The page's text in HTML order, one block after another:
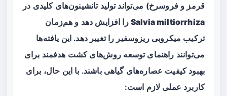
قرمز و فروسرخ) می‌تواند تولید تانشینون‌های کلیدی در
Salvia miltiorrhiza را افزایش دهد و هم‌زمان
ترکیب میکروبی ریزوسفیر را تغییر دهد. این یافته‌ها
می‌توانند راهنمای توسعه روش‌های کشت هدفمند برای
بهبود کیفیت عصاره‌های گیاهی باشند. با این حال، برای
کاربرد عملی لازم است: